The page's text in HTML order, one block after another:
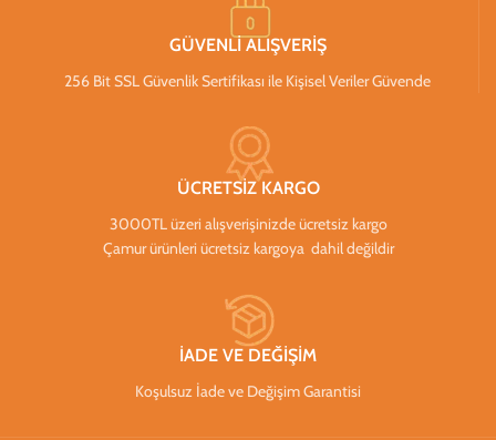
GÜVENLİ ALIŞVERİŞ
256 Bit SSL Güvenlik Sertifikası ile Kişisel Veriler Güvende
ÜCRETSİZ KARGO
3000TL üzeri alışverişinizde ücretsiz kargo
Çamur ürünleri ücretsiz kargoya dahil değildir
İADE VE DEĞİŞİM
Koşulsuz İade ve Değişim Garantisi